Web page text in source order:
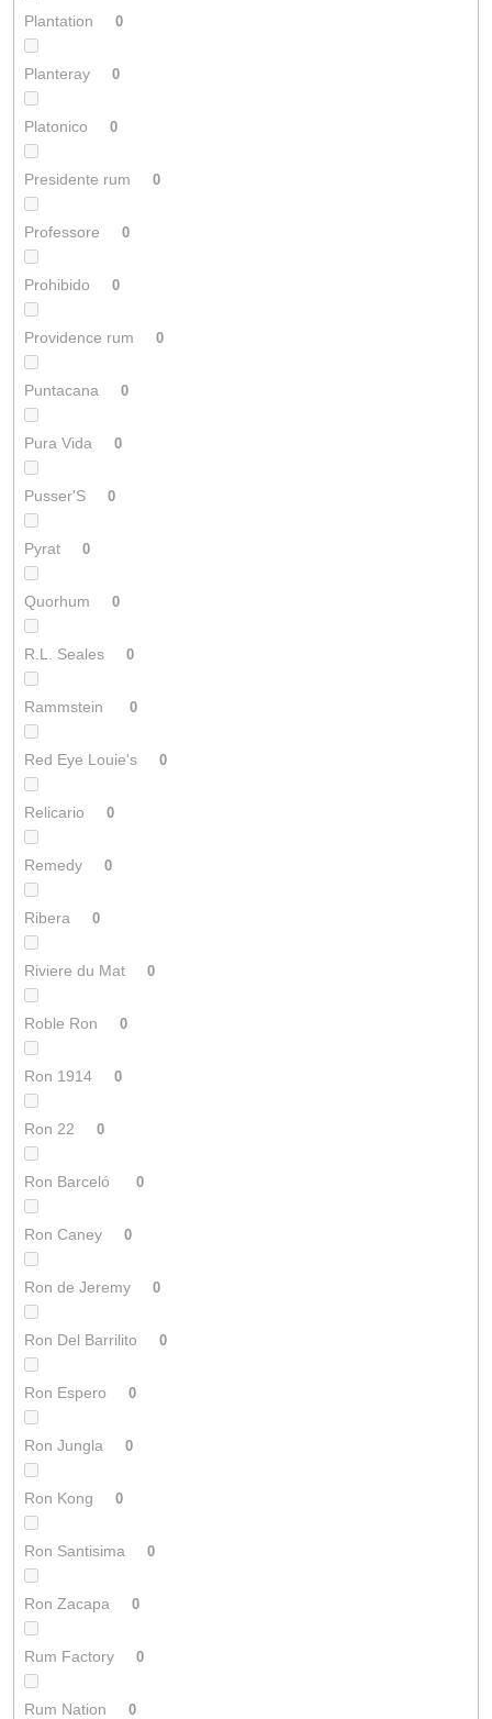
Plantation 0
Planteray 0
Platonico 0
Presidente rum 0
Professore 0
Prohibido 0
Providence rum 0
Puntacana 0
Pura Vida 0
Pusser'S 0
Pyrat 0
Quorhum 0
R.L. Seales 0
Rammstein 0
Red Eye Louie's 0
Relicario 0
Remedy 0
Ribera 0
Riviere du Mat 0
Roble Ron 0
Ron 1914 0
Ron 22 0
Ron Barceló 0
Ron Caney 0
Ron de Jeremy 0
Ron Del Barrilito 0
Ron Espero 0
Ron Jungla 0
Ron Kong 0
Ron Santisima 0
Ron Zacapa 0
Rum Factory 0
Rum Nation 0